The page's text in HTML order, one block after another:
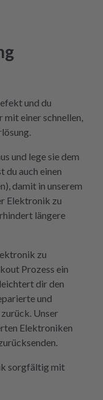
war dank der
und du
mit einer schnellen,
und lege sie dem
du auch einen
damit in unserem
Elektronik zu
längere
zu
Prozess ein
dir den
und
Unser
Elektroniken
sorgfältig mit